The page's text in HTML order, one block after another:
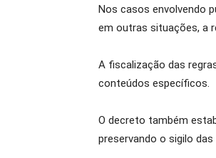
Nos casos envolvendo
em outras situações, a
A fiscalização das
conteúdos específicos.
O decreto também
preservando o sigilo